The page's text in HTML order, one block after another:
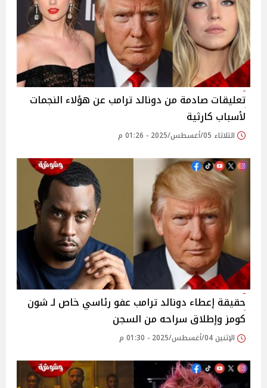
تعليقات صادمة من دونالد ترامب عن هؤلاء النجمات
لأسباب كارثية
الثلاثاء 05/أغسطس/2025 - 01:26 م
حقيقة إعطاء دونالد ترامب عفو رئاسي خاص لـ شون
كومز وإطلاق سراحه من السجن
الإثنين 04/أغسطس/2025 - 01:30 م